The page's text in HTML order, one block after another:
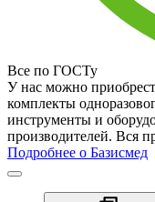
Все по ГОСТу
У нас можно
комплекты
инструменты и
производителей. Вся
Подробнее о Базисмед